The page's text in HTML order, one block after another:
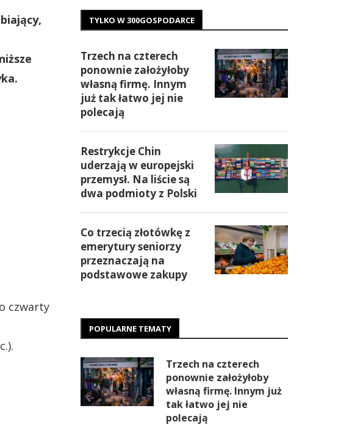
czwarty
TYLKO W 300GOSPODARCE
Trzech na czterech
ponownie założyłoby
własną firmę. Innym
już tak łatwo jej nie
polecają
Restrykcje Chin
uderzają w europejski
przemysł. Na liście są
dwa podmioty z Polski
Co trzecią złotówkę z
emerytury seniorzy
przeznaczają na
podstawowe zakupy
POPULARNE TEMATY
Trzech na czterech
ponownie założyłoby
własną firmę. Innym już
tak łatwo jej nie
polecają